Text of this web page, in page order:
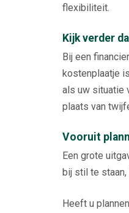
flexibiliteit.
Kijk verder
Bij een
kostenplaatje
als uw situatie
plaats van
Vooruit
Een grote
bij stil te staan,
Heeft u